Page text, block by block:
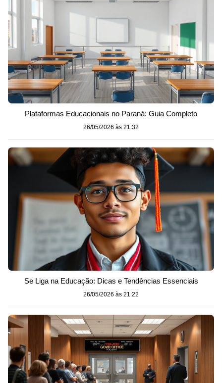
Plataformas Educacionais no Paraná: Guia Completo
26/05/2026 às 21:32
Se Liga na Educação: Dicas e Tendências Essenciais
26/05/2026 às 21:22